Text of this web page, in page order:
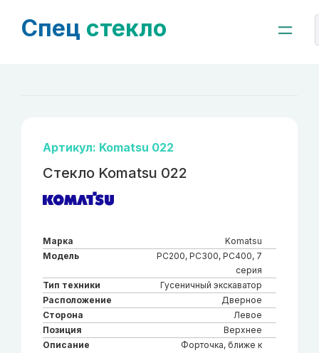
Спец стекло
Артикул: Komatsu 022
Стекло Komatsu 022
Марка
Komatsu
Модель
PC200, PC300, PC400, 7
серия
Тип техники
Гусеничный экскаватор
Расположение
Дверное
Сторона
Левое
Позиция
Верхнее
Описание
Форточка, ближе к